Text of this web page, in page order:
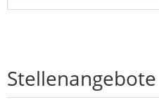
Stellenangebote